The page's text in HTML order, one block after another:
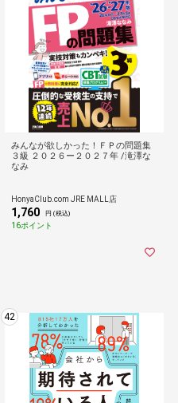
みんなが欲しかった！ＦＰの問題集
３級 ２０２６ー２０２７年 /滝澤な
なみ
HonyaClub.com JRE MALL店
1,760 円 (税込)
16ポイント
42